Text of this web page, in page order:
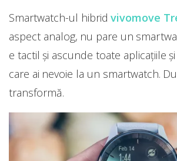
Smartwatch-ul hibridvivomove
aspect analog, nu pare un
e tactil și ascunde toate aplicațiile
care ai nevoie la un smartwatch.
transformă.